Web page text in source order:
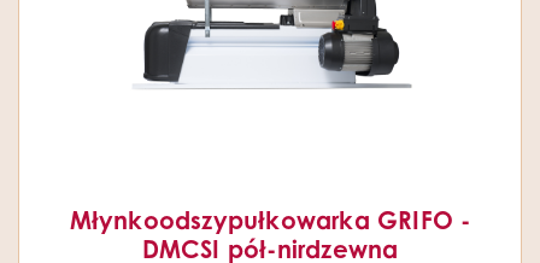
Młynkoodszypułkowarka GRIFO -
DMCSI pół-nirdzewna